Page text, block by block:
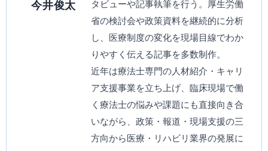
今井俊太
タビューや記事執筆を行う。厚生労働
省の検討会や政策資料を継続的に分析
し、医療制度の変化を現場目線でわか
りやすく伝える記事を多数制作。
近年は療法士専門の人材紹介・キャリ
ア支援事業を立ち上げ、臨床現場で働
く療法士の悩みや課題にも直接向き合
いながら、政策・報道・現場支援の三
方向から医療・リハビリ業界の発展に